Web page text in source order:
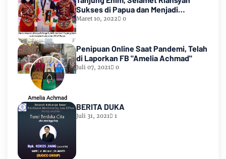
Sukses di Papua dan Menjadi
Miliarder
Maret 10, 2022 0
Penipuan Online Saat Pandemi, Telah
di Laporkan FB "Amelia Achmad"
Juli 07, 2021 0
BERITA DUKA
Juli 31, 2021 1